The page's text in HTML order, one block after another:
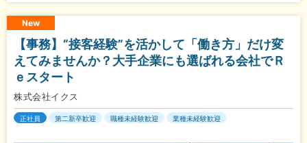
New
【事務】“接客経験”を活かして「働き方」だけ変
えてみませんか？大手企業にも選ばれる会社でＲ
ｅスタート
株式会社イクス
正社員 第二新卒歓迎 職種未経験歓迎 業種未経験歓迎